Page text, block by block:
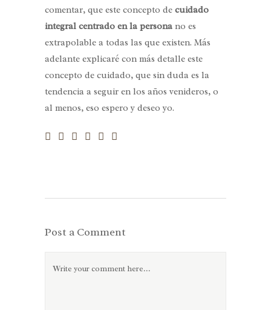
comentar, que este concepto de cuidado
integral centrado en la persona no es
extrapolable a todas las que existen. Más
adelante explicaré con más detalle este
concepto de cuidado, que sin duda es la
tendencia a seguir en los años venideros, o
al menos, eso espero y deseo yo.
Post a Comment